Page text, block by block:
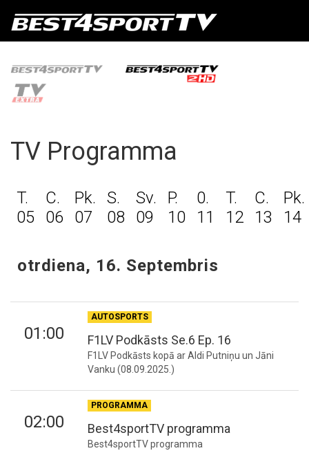
TV Programma
T.
05
C.
06
Pk.
07
S.
08
Sv.
09
P.
10
0.
11
T.
12
C.
13
Pk.
14
otrdiena, 16. Septembris
01:00
AUTOSPORTS
F1LV Podkāsts Se.6 Ep. 16
F1LV Podkāsts kopā ar Aldi Putniņu un Jāni
Vanku (08.09.2025.)
02:00
PROGRAMMA
Best4sportTV programma
Best4sportTV programma